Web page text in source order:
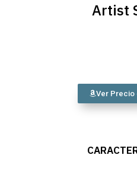
Artist
Ver Precio